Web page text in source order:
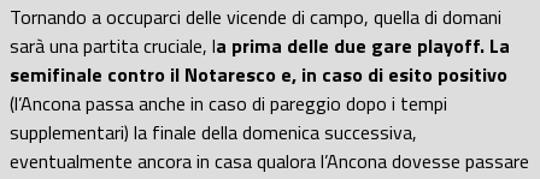
Tornando a occuparci delle vicende di campo, quella di domani
sarà una partita cruciale, la prima delle due gare playoff. La
semifinale contro il Notaresco e, in caso di esito positivo
(l’Ancona passa anche in caso di pareggio dopo i tempi
supplementari) la finale della domenica successiva,
eventualmente ancora in casa qualora l’Ancona dovesse passare